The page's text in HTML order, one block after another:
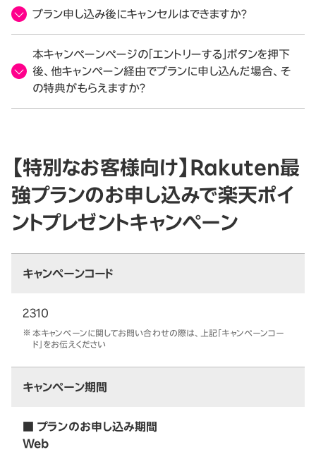
プラン申し込み後にキャンセルはできますか？
本キャンペーンページの「エントリーする」ボタンを押下
後、他キャンペーン経由でプランに申し込んだ場合、そ
の特典がもらえますか？
【特別なお客様向け】Rakuten最
強プランのお申し込みで楽天ポイ
ントプレゼントキャンペーン
キャンペーンコード
2310
本キャンペーンに関してお問い合わせの際は、上記「キャンペーンコー
ド」をお伝えください
キャンペーン期間
■ プランのお申し込み期間
Web